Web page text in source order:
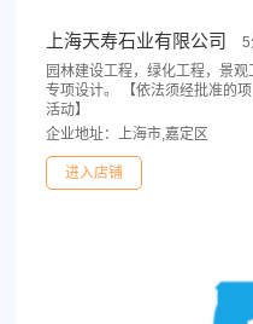
上海天寿石业有限公司
园林建设工程，绿化工程，景
专项设计。 【依法须经批准的
活动】
企业地址：上海市,嘉定区
进入店铺